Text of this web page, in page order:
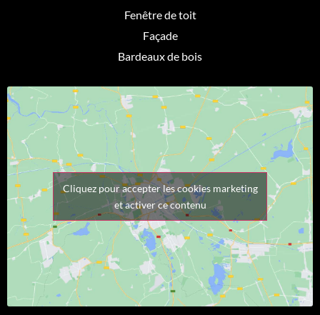
Fenêtre de toit
Façade
Bardeaux de bois
Cliquez pour accepter les cookies marketing
et activer ce contenu